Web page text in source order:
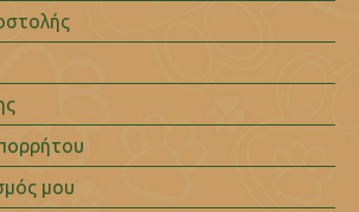
μου